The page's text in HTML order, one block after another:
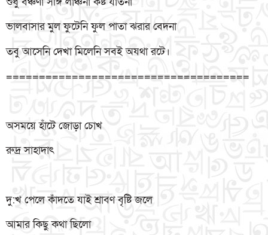
ভালবাসার মুল ফুটেনি ফুল পাতা ঝরার বেদনা
তবু আসেনি দেখা মিলেনি সবই অযথা রটে।
=====================================
অসময়ে হাঁটে জোড়া চোখ
রুদ্র সাহাদাৎ
দু:খ পেলে কাঁদতে যাই শ্রাবণ বৃষ্টি জলে
আমার কিছু কথা ছিলো